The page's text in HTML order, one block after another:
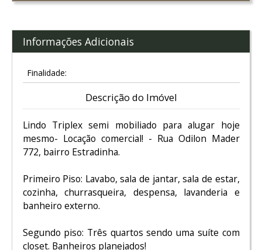
Informações Adicionais
Finalidade:
Descrição do Imóvel
Lindo Triplex semi mobiliado para alugar hoje
mesmo- Locação comercial! - Rua Odilon Mader
772, bairro Estradinha.
Primeiro Piso: Lavabo, sala de jantar, sala de estar,
cozinha, churrasqueira, despensa, lavanderia e
banheiro externo.
Segundo piso: Três quartos sendo uma suíte com
closet. Banheiros planejados!